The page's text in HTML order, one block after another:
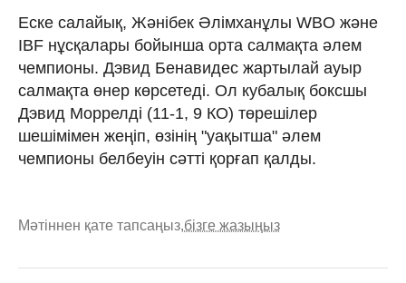
Еске салайық, Жәнібек Әлімханұлы WBO және
IBF нұсқалары бойынша орта салмақта әлем
чемпионы. Дэвид Бенавидес жартылай ауыр
салмақта өнер көрсетеді. Ол кубалық боксшы
Дэвид Моррелді (11-1, 9 КО) төрешілер
шешімімен жеңіп, өзінің "уақытша" әлем
чемпионы белбеуін сәтті қорғап қалды.
Мәтіннен қате тапсаңыз,бізге жазыңыз